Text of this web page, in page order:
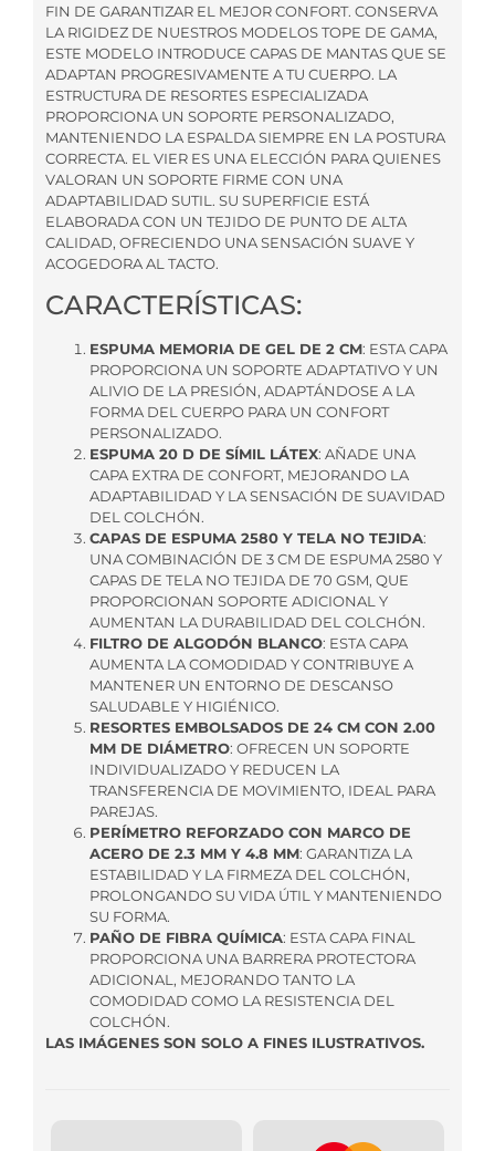
FIN DE GARANTIZAR EL MEJOR CONFORT. CONSERVA
LA RIGIDEZ DE NUESTROS MODELOS TOPE DE GAMA,
ESTE MODELO INTRODUCE CAPAS DE MANTAS QUE SE
ADAPTAN PROGRESIVAMENTE A TU CUERPO. LA
ESTRUCTURA DE RESORTES ESPECIALIZADA
PROPORCIONA UN SOPORTE PERSONALIZADO,
MANTENIENDO LA ESPALDA SIEMPRE EN LA POSTURA
CORRECTA. EL VIER ES UNA ELECCIÓN PARA QUIENES
VALORAN UN SOPORTE FIRME CON UNA
ADAPTABILIDAD SUTIL. SU SUPERFICIE ESTÁ
ELABORADA CON UN TEJIDO DE PUNTO DE ALTA
CALIDAD, OFRECIENDO UNA SENSACIÓN SUAVE Y
ACOGEDORA AL TACTO.
CARACTERÍSTICAS:
ESPUMA MEMORIA DE GEL DE 2 CM: ESTA CAPA
PROPORCIONA UN SOPORTE ADAPTATIVO Y UN
ALIVIO DE LA PRESIÓN, ADAPTÁNDOSE A LA
FORMA DEL CUERPO PARA UN CONFORT
PERSONALIZADO.
ESPUMA 20 D DE SÍMIL LÁTEX: AÑADE UNA
CAPA EXTRA DE CONFORT, MEJORANDO LA
ADAPTABILIDAD Y LA SENSACIÓN DE SUAVIDAD
DEL COLCHÓN.
CAPAS DE ESPUMA 2580 Y TELA NO TEJIDA:
UNA COMBINACIÓN DE 3 CM DE ESPUMA 2580 Y
CAPAS DE TELA NO TEJIDA DE 70 GSM, QUE
PROPORCIONAN SOPORTE ADICIONAL Y
AUMENTAN LA DURABILIDAD DEL COLCHÓN.
FILTRO DE ALGODÓN BLANCO: ESTA CAPA
AUMENTA LA COMODIDAD Y CONTRIBUYE A
MANTENER UN ENTORNO DE DESCANSO
SALUDABLE Y HIGIÉNICO.
RESORTES EMBOLSADOS DE 24 CM CON 2.00
MM DE DIÁMETRO: OFRECEN UN SOPORTE
INDIVIDUALIZADO Y REDUCEN LA
TRANSFERENCIA DE MOVIMIENTO, IDEAL PARA
PAREJAS.
PERÍMETRO REFORZADO CON MARCO DE
ACERO DE 2.3 MM Y 4.8 MM: GARANTIZA LA
ESTABILIDAD Y LA FIRMEZA DEL COLCHÓN,
PROLONGANDO SU VIDA ÚTIL Y MANTENIENDO
SU FORMA.
PAÑO DE FIBRA QUÍMICA: ESTA CAPA FINAL
PROPORCIONA UNA BARRERA PROTECTORA
ADICIONAL, MEJORANDO TANTO LA
COMODIDAD COMO LA RESISTENCIA DEL
COLCHÓN.
LAS IMÁGENES SON SOLO A FINES ILUSTRATIVOS.